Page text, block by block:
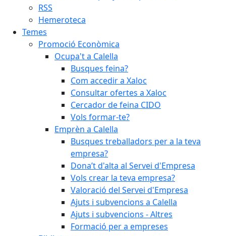
RSS
Hemeroteca
Temes
Promoció Econòmica
Ocupa't a Calella
Busques feina?
Com accedir a Xaloc
Consultar ofertes a Xaloc
Cercador de feina CIDO
Vols formar-te?
Emprèn a Calella
Busques treballadors per a la teva
empresa?
Dona’t d'alta al Servei d'Empresa
Vols crear la teva empresa?
Valoració del Servei d'Empresa
Ajuts i subvencions a Calella
Ajuts i subvencions - Altres
Formació per a empreses